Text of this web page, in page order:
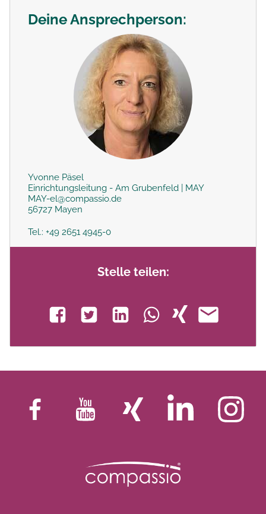
Deine Ansprechperson:
Yvonne Päsel
Einrichtungsleitung - Am Grubenfeld | MAY
MAY-el@compassio.de
56727 Mayen
Tel.: +49 2651 4945-0
Stelle teilen: